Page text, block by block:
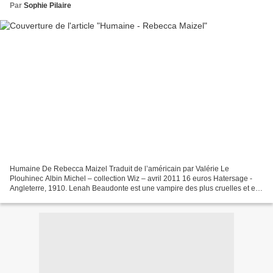
Par Sophie Pilaire
Humaine De Rebecca Maizel Traduit de l’américain par Valérie Le
Plouhinec Albin Michel – collection Wiz – avril 2011 16 euros Hatersage -
Angleterre, 1910. Lenah Beaudonte est une vampire des plus cruelles et est